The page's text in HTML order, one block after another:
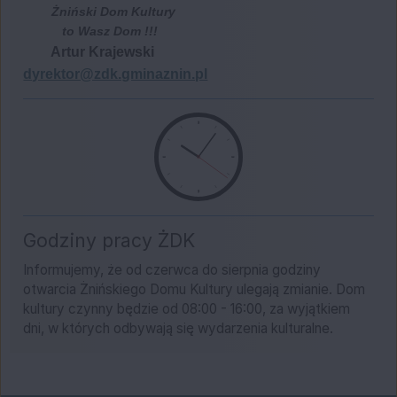
Żniński Dom Kultury
to Wasz Dom !!!
Artur Krajewski
dyrektor@zdk.gminaznin.pl
Godziny pracy ŻDK
Informujemy, że od czerwca do sierpnia godziny
otwarcia Żnińskiego Domu Kultury ulegają zmianie. Dom
kultury czynny będzie od 08:00 - 16:00, za wyjątkiem
dni, w których odbywają się wydarzenia kulturalne.